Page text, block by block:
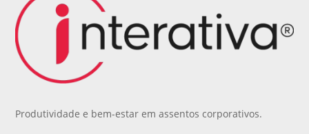
Produtividade e bem-estar em assentos corporativos.